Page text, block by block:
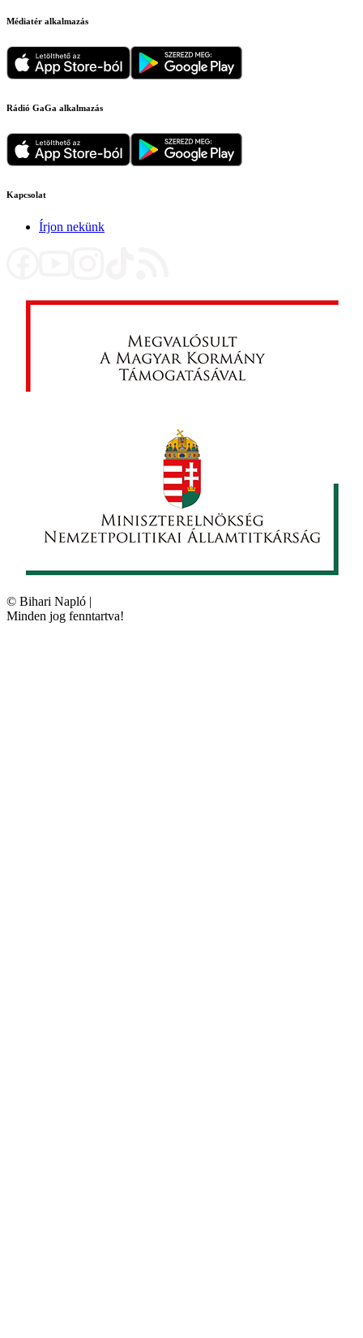
Médiatér alkalmazás
Rádió GaGa alkalmazás
Kapcsolat
Írjon nekünk
© Bihari Napló |
Minden jog fenntartva!